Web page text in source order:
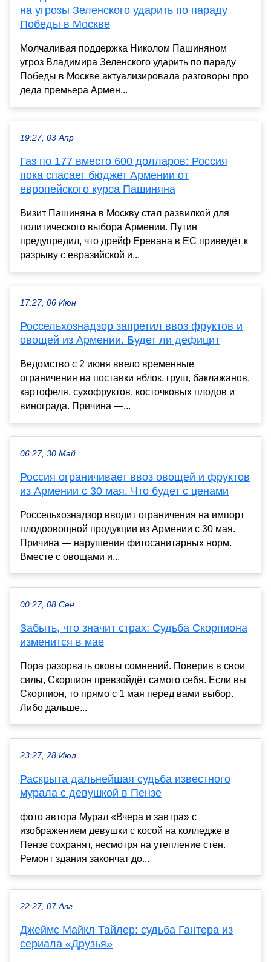
на угрозы Зеленского ударить по параду
Победы в Москве
Молчаливая поддержка Николом Пашиняном
угроз Владимира Зеленского ударить по параду
Победы в Москве актуализировала разговоры про
деда премьера Армен...
19:27, 03 Апр
Газ по 177 вместо 600 долларов: Россия
пока спасает бюджет Армении от
европейского курса Пашиняна
Визит Пашиняна в Москву стал развилкой для
политического выбора Армении. Путин
предупредил, что дрейф Еревана в ЕС приведёт к
разрыву с евразийской и...
17:27, 06 Июн
Россельхознадзор запретил ввоз фруктов и
овощей из Армении. Будет ли дефицит
Ведомство с 2 июня ввело временные
ограничения на поставки яблок, груш, баклажанов,
картофеля, сухофруктов, косточковых плодов и
винограда. Причина —...
06:27, 30 Май
Россия ограничивает ввоз овощей и фруктов
из Армении с 30 мая. Что будет с ценами
Россельхознадзор вводит ограничения на импорт
плодоовощной продукции из Армении с 30 мая.
Причина — нарушения фитосанитарных норм.
Вместе с овощами и...
00:27, 08 Сен
Забыть, что значит страх: Судьба Скорпиона
изменится в мае
Пора разорвать оковы сомнений. Поверив в свои
силы, Скорпион превзойдёт самого себя. Если вы
Скорпион, то прямо с 1 мая перед вами выбор.
Либо дальше...
23:27, 28 Июл
Раскрыта дальнейшая судьба известного
мурала с девушкой в Пензе
фото автора Мурал «Вчера и завтра» с
изображением девушки с косой на колледже в
Пензе сохранят, несмотря на утепление стен.
Ремонт здания закончат до...
22:27, 07 Авг
Джеймс Майкл Тайлер: судьба Гантера из
сериала «Друзья»